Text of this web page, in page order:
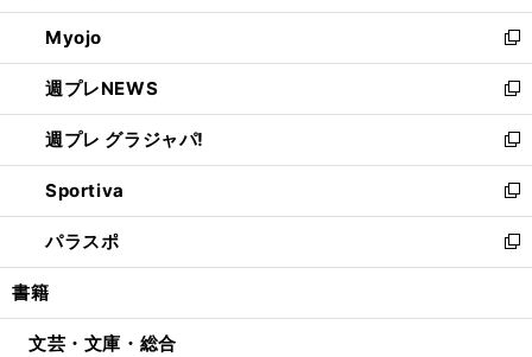
開
く
ウ
で
開
く
ン
ド
ウ
で
開
く
ウ
ィ
ン
ド
ウ
で
開
く
Myojo
新
し
い
ウ
ィ
ン
ド
ウ
で
開
週プレNEWS
新
し
い
ウ
ィ
ン
ド
ウ
開
週プレ グラジャパ!
新
し
い
ウ
ィ
ン
ウ
Sportiva
新
し
い
ウ
ン
パラスポ
新
し
ウ
書籍
文芸・文庫・総合